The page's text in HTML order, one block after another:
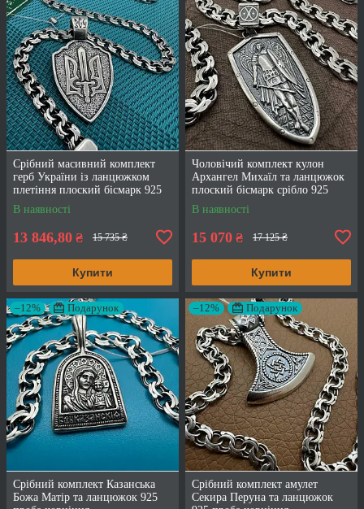
Срібний масивний комплект
герб України із ланцюжком
плетіння плоский бісмарк 925
проба
В наявності
13 846,80 ₴ 15 735 ₴
Купити
Чоловічий комплект кулон
Архангел Михаїл та ланцюжок
плоский бісмарк срібло 925
проба
В наявності
15 070 ₴ 17 125 ₴
Купити
–12% Подарунок
Срібний комплект Казанська
Божа Матір та ланцюжок 925
–12% Подарунок
Срібний комплект амулет
Секира Перуна та ланцюжок